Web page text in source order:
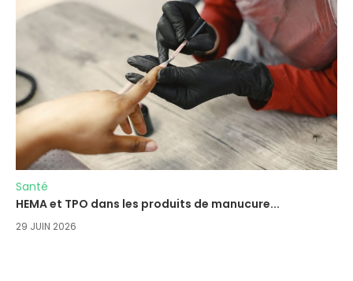
Santé
HEMA et TPO dans les produits de manucure...
29 JUIN 2026